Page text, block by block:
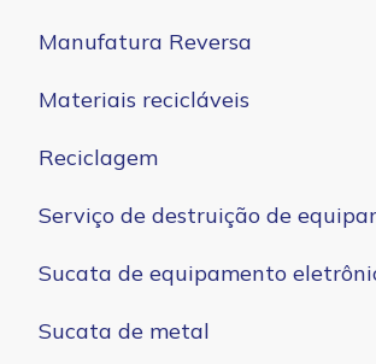
Manufatura Reversa
Materiais recicláveis
Reciclagem
Serviço de destruição de
Sucata de equipamento
Sucata de metal